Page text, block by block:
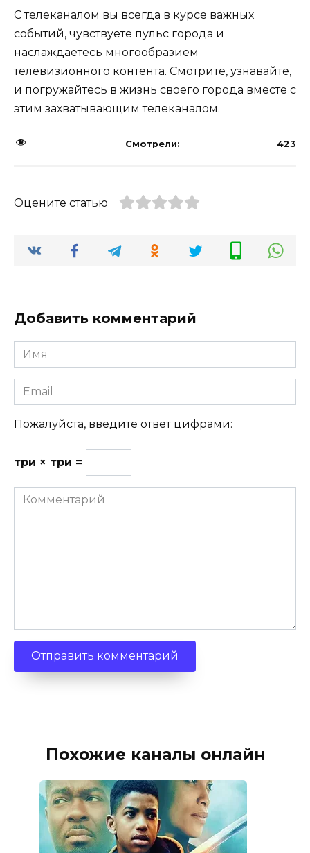
С телеканалом вы всегда в курсе важных
событий, чувствуете пульс города и
наслаждаетесь многообразием
телевизионного контента. Смотрите, узнавайте,
и погружайтесь в жизнь своего города вместе с
этим захватывающим телеканалом.
Смотрели: 423
Оцените статью
Добавить комментарий
Имя
Email
Пожалуйста, введите ответ цифрами:
три × три =
Комментарий
Похожие каналы онлайн